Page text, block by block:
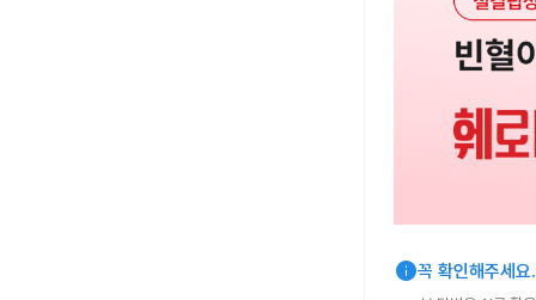
info꼭 확인해주세요.